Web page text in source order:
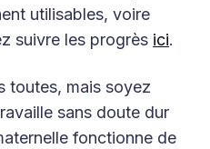
utilisables, voire
suivre les progrès ici.
toutes, mais soyez
sans doute dur
fonctionne de